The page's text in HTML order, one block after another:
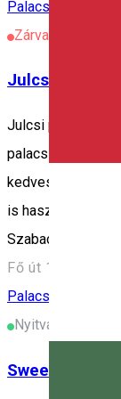
Palacsintázó
Zárva
Julcsi
Julcsi
palacsinta mind
kedveskedik,
is használnak: a
Szabadtéri
Fő út 19, Ciceu
Palacsintázó
Nyitva
Sweet